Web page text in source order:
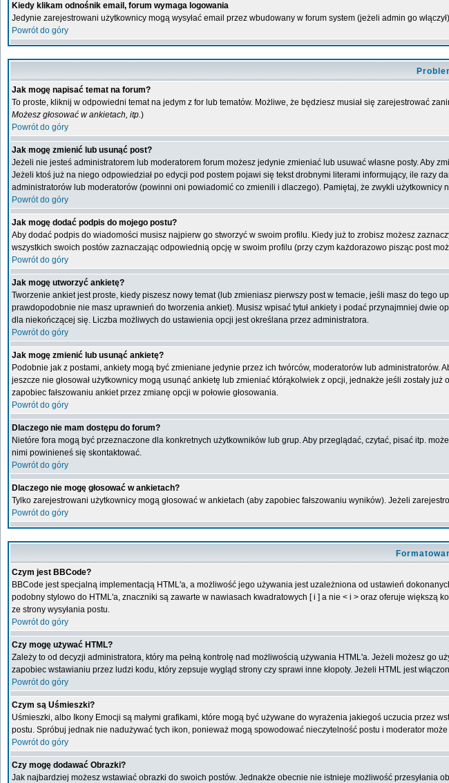
Kiedy klikam odnośnik email, forum wymaga logowania
Jedynie zarejestrowani użytkownicy mogą wysyłać email przez wbudowany w forum system (jeżeli admin go
Powrót do góry
Jak mogę napisać temat na forum?
To proste, kliknij w odpowiedni temat na jedym z for lub tematów. Możliwe, że będziesz musiał się zarejestrować
Możesz głosować w ankietach, itp.)
Powrót do góry
Jak mogę zmienić lub usunąć post?
Jeżeli nie jesteś administratorem lub moderatorem forum możesz jedynie zmieniać lub usuwać własne posty. Aby
Jeżeli ktoś już na niego odpowiedział po edycji pod postem pojawi się tekst drobnymi literami informujący, ile razy
administratorów lub moderatorów (powinni oni powiadomić co zmienili i dlaczego). Pamiętaj, że zwykli użytkownicy
Powrót do góry
Jak mogę dodać podpis do mojego postu?
Aby dodać podpis do wiadomości musisz najpierw go stworzyć w swoim profilu. Kiedy już to zrobisz możesz
wszystkich swoich postów zaznaczając odpowiednią opcję w swoim profilu (przy czym każdorazowo pisząc post
Powrót do góry
Jak mogę utworzyć ankietę?
Tworzenie ankiet jest proste, kiedy piszesz nowy temat (lub zmieniasz pierwszy post w temacie, jeśli masz do tego
prawdopodobnie nie masz uprawnień do tworzenia ankiet). Musisz wpisać tytuł ankiety i podać przynajmniej dwie
dla niekończącej się. Liczba możliwych do ustawienia opcji jest określana przez administratora.
Powrót do góry
Jak mogę zmienić lub usunąć ankietę?
Podobnie jak z postami, ankiety mogą być zmieniane jedynie przez ich twórców, moderatorów lub
jeszcze nie głosował użytkownicy mogą usunąć ankietę lub zmieniać którąkolwiek z opcji, jednakże jeśli zostały
zapobiec fałszowaniu ankiet przez zmianę opcji w połowie głosowania.
Powrót do góry
Dlaczego nie mam dostępu do forum?
Nietóre fora mogą być przeznaczone dla konkretnych użytkowników lub grup. Aby przeglądać, czytać, pisać itp.
nimi powinieneś się skontaktować.
Powrót do góry
Dlaczego nie mogę głosować w ankietach?
Tylko zarejestrowani użytkownicy mogą głosować w ankietach (aby zapobiec fałszowaniu wyników). Jeżeli
Powrót do góry
Czym jest BBCode?
BBCode jest specjalną implementacją HTML'a, a możliwość jego używania jest uzależniona od ustawień
podobny stylowo do HTML'a, znaczniki są zawarte w nawiasach kwadratowych [ i ] a nie < i > oraz oferuje
ze strony wysyłania postu.
Powrót do góry
Czy mogę używać HTML?
Zależy to od decyzji administratora, który ma pełną kontrolę nad możliwością używania HTML'a. Jeżeli możesz go
zapobiec wstawianiu przez ludzi kodu, który zepsuje wygląd strony czy sprawi inne kłopoty. Jeżeli HTML jest
Powrót do góry
Czym są Uśmieszki?
Uśmieszki, albo Ikony Emocji są małymi grafikami, które mogą być używane do wyrażenia jakiegoś uczucia przez
postu. Spróbuj jednak nie nadużywać tych ikon, ponieważ mogą spowodować nieczytelność postu i moderator
Powrót do góry
Czy mogę dodawać Obrazki?
Jak najbardziej możesz wstawiać obrazki do swoich postów. Jednakże obecnie nie istnieje możliwość